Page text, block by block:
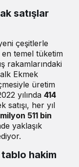
satışlar
çeşitlerle
temel tüketim
rakamlarındaki
Ekmek
üretim
yılında 414
satışı, her yıl
511 bin
yaklaşık
hakim